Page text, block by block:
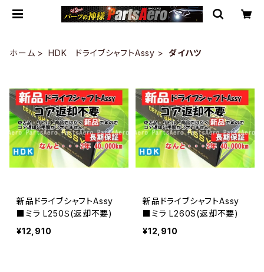
ホーム HDK ドライブシャフトAssy ダイハツ
新品ドライブシャフトAssy
■ミラ L250Ｓ(返却不要)
¥12,910
新品ドライブシャフトAssy
■ミラ L260S(返却不要)
¥12,910